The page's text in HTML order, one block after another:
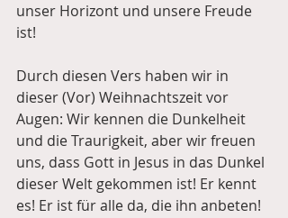
unser Horizont und unsere Freude
ist!
Durch diesen Vers haben wir in
dieser (Vor) Weihnachtszeit vor
Augen: Wir kennen die Dunkelheit
und die Traurigkeit, aber wir freuen
uns, dass Gott in Jesus in das Dunkel
dieser Welt gekommen ist! Er kennt
es! Er ist für alle da, die ihn anbeten!